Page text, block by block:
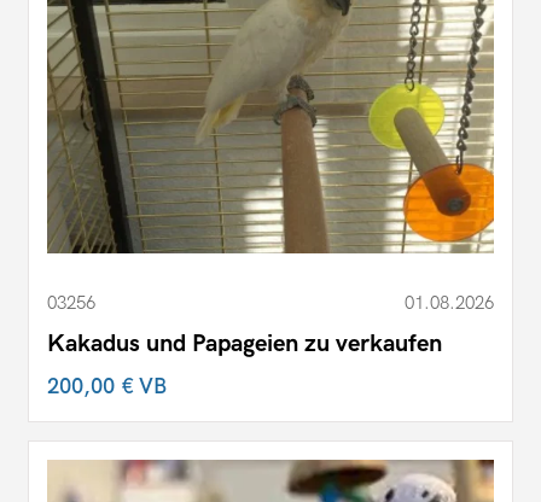
03256 01.08.2026
Kakadus und Papageien zu verkaufen
200,00 €VB